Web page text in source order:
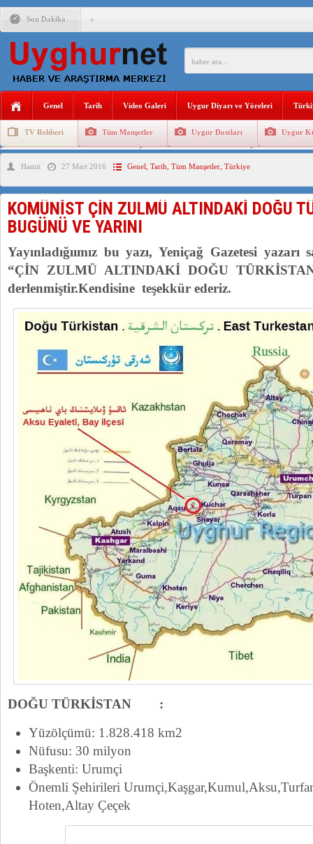
Son Dakika
ANAHTAR PARTİ GENEL BAŞKANI AĞIRALİOĞLU :
DİYANET AKADEMİSİ BAŞKANI DOÇ.DR.KAAN : DOĞU
150 YILDIR KAYNAYAN YARAMIZ : ÇİN İŞGALİNDEKİ
MHP’DEN URUMÇİ KATLİAMI MESAJİ : 05.07.2009
Genel Tarih Video Galeri Uygur Diyarı ve Yöreleri
TV Rehberi Tüm Manşetler Uygur Dostları Uygur
Uygurlarda Düğün ve Cenaze
Hamit 27 Mart 2016 Genel Tarih Tüm Manşetler Türkiye
KOMÜNİST ÇİN ZULMÜ ALTINDAKİ DOĞU
BUGÜNÜ VE YARINI
Yayınladığıımız bu yazı, Yeniçağ Gazetesi
“ÇİN ZULMÜ ALTINDAKİ DOĞU
derlenmiştir.Kendisine teşekkür ederiz.
DOĞU TÜRKİSTAN :
Yüzölçümü: 1.828.418 km2
Nüfusu: 30 milyon
Başkenti: Urumçi
Önemli Şehirileri
Hoten,Altay Çeçek